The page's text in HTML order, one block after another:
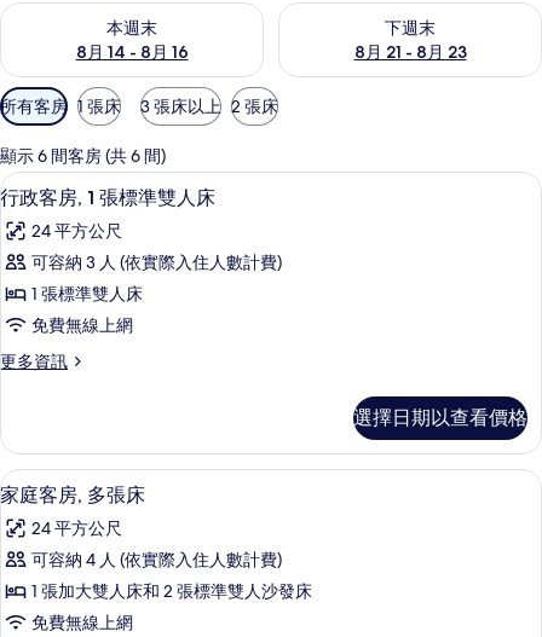
本週末
8月 14 - 8月 16
查看本週末 (8月 14 - 8月 16) 的供應情況
下週末
8月 21 - 8月 23
查看下週末 (8月 21 - 8月 23)
可
用
的
客
房
篩
選
條
所有客房 1 張床 3 張床以上 2 張床
顯示 6 間客房 (共 6 間)
顯
示
行
政
客
1
標
準
雙
人
床
的
所
行政客房, 1 張標準雙人床 | 1 間臥室
7
行政客房, 1 張標準雙人床
24 平方公尺
可容納 3 人 (依實際入住人數計費)
1 張標準雙人床
免費無線上網
更多資訊
更
客
房,
1
張
標
準
人
床
選擇日期以查看價格
顯
示
家
庭
客
家庭客房, 多張床 | 1 間臥室、高級寢
5
家庭客房, 多張床
24 平方公尺
可容納 4 人 (依實際入住人數計費)
1 張加大雙人床和 2 張標準雙人沙發床
免費無線上網